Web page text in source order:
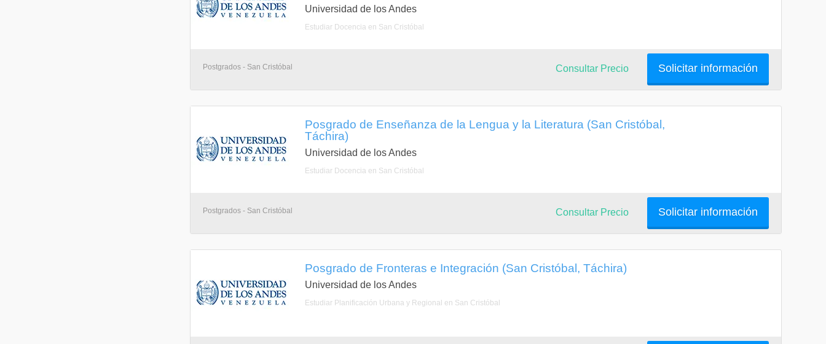
Universidad de los Andes
Estudiar Docencia en San Cristóbal
Postgrados - San Cristóbal Solicitar información
Consultar Precio
Posgrado de Enseñanza de la Lengua y la Literatura (San Cristóbal,
Táchira)
Universidad de los Andes
Estudiar Docencia en San Cristóbal
Postgrados - San Cristóbal Solicitar información
Consultar Precio
Posgrado de Fronteras e Integración (San Cristóbal, Táchira)
Universidad de los Andes
Estudiar Planificación Urbana y Regional en San Cristóbal